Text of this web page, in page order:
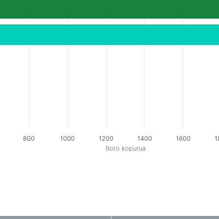
Boto kopurua
800 1000 1200 1400 1600